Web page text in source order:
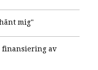
mig"
finansiering av